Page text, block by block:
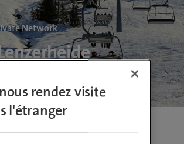
Network
rendez visite
l'étranger